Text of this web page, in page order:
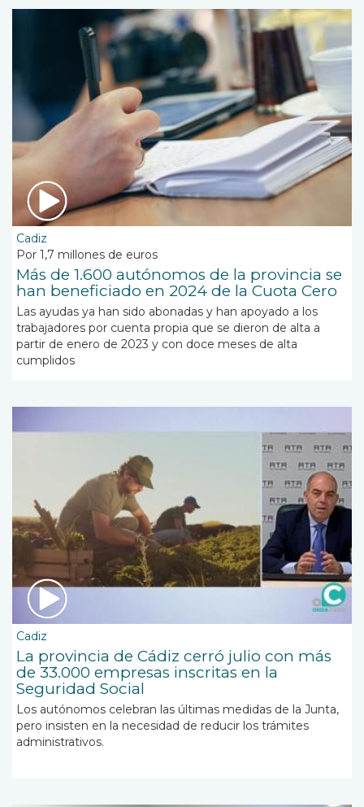
Cadiz
Por 1,7 millones de euros
Más de 1.600 autónomos de la provincia se
han beneficiado en 2024 de la Cuota Cero
Las ayudas ya han sido abonadas y han apoyado a los
trabajadores por cuenta propia que se dieron de alta a
partir de enero de 2023 y con doce meses de alta
cumplidos
Cadiz
La provincia de Cádiz cerró julio con más
de 33.000 empresas inscritas en la
Seguridad Social
Los autónomos celebran las últimas medidas de la Junta,
pero insisten en la necesidad de reducir los trámites
administrativos.